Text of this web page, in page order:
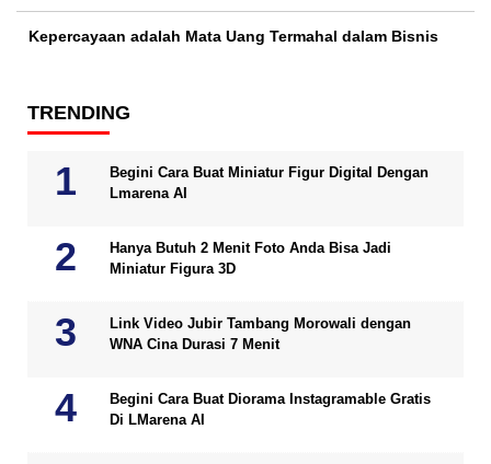
Kepercayaan adalah Mata Uang Termahal dalam Bisnis
TRENDING
Begini Cara Buat Miniatur Figur Digital Dengan
Lmarena AI
Hanya Butuh 2 Menit Foto Anda Bisa Jadi
Miniatur Figura 3D
Link Video Jubir Tambang Morowali dengan
WNA Cina Durasi 7 Menit
Begini Cara Buat Diorama Instagramable Gratis
Di LMarena AI